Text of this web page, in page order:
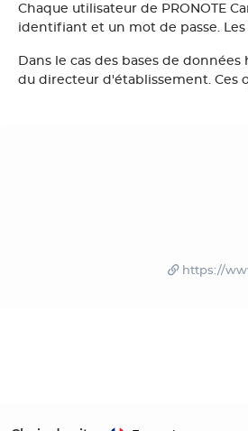
Chaque utilisateur de PRONOTE
identifiant et un mot de passe.
Dans le cas des bases de
du directeur d'établissement. Ces
https://